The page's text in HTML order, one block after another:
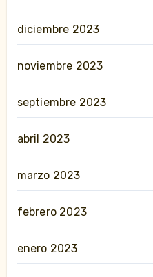
diciembre 2023
noviembre 2023
septiembre 2023
abril 2023
marzo 2023
febrero 2023
enero 2023